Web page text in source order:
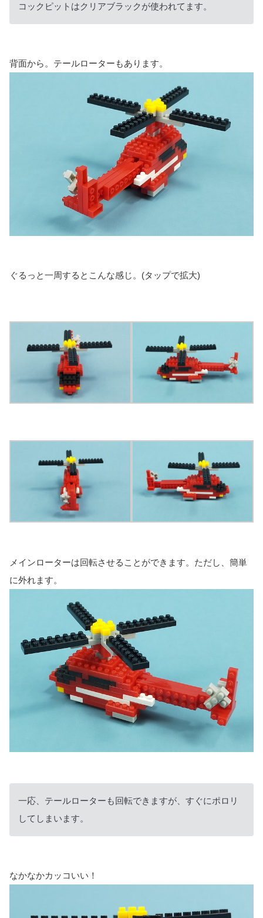
コックピットはクリアブラックが使われてます。
背面から。テールローターもあります。
ぐるっと一周するとこんな感じ。(タップで拡大)
メインローターは回転させることができます。ただし、簡単
に外れます。
一応、テールローターも回転できますが、すぐにポロリ
してしまいます。
なかなかカッコいい！